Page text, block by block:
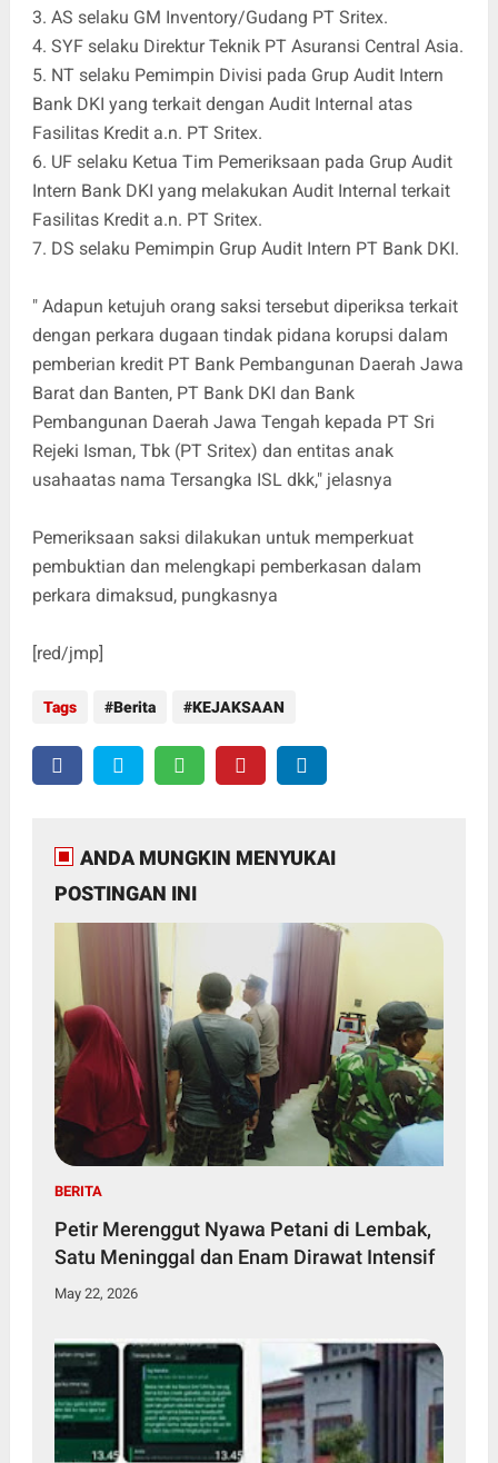
3. AS selaku GM Inventory/Gudang PT Sritex.
4. SYF selaku Direktur Teknik PT Asuransi Central Asia.
5. NT selaku Pemimpin Divisi pada Grup Audit Intern
Bank DKI yang terkait dengan Audit Internal atas
Fasilitas Kredit a.n. PT Sritex.
6. UF selaku Ketua Tim Pemeriksaan pada Grup Audit
Intern Bank DKI yang melakukan Audit Internal terkait
Fasilitas Kredit a.n. PT Sritex.
7. DS selaku Pemimpin Grup Audit Intern PT Bank DKI.
" Adapun ketujuh orang saksi tersebut diperiksa terkait
dengan perkara dugaan tindak pidana korupsi dalam
pemberian kredit PT Bank Pembangunan Daerah Jawa
Barat dan Banten, PT Bank DKI dan Bank
Pembangunan Daerah Jawa Tengah kepada PT Sri
Rejeki Isman, Tbk (PT Sritex) dan entitas anak
usahaatas nama Tersangka ISL dkk," jelasnya
Pemeriksaan saksi dilakukan untuk memperkuat
pembuktian dan melengkapi pemberkasan dalam
perkara dimaksud, pungkasnya
[red/jmp]
Tags Berita KEJAKSAAN
ANDA MUNGKIN MENYUKAI
POSTINGAN INI
BERITA
Petir Merenggut Nyawa Petani di Lembak,
Satu Meninggal dan Enam Dirawat Intensif
May 22, 2026